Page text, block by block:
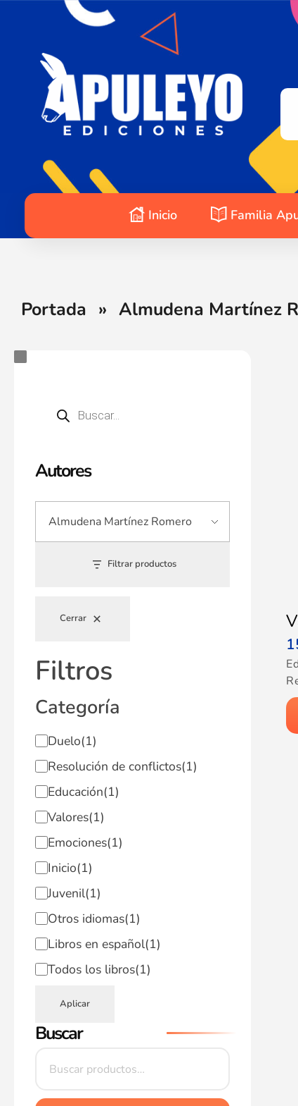
Inicio Familia
Portada » Almudena Martínez
Autores
Filtrar productos
Cerrar
Filtros
Categoría
Duelo(1)
Resolución de conflictos(1)
Educación(1)
Valores(1)
Emociones(1)
Inicio(1)
Juvenil(1)
Otros idiomas(1)
Libros en español(1)
Todos los libros(1)
Aplicar
Buscar